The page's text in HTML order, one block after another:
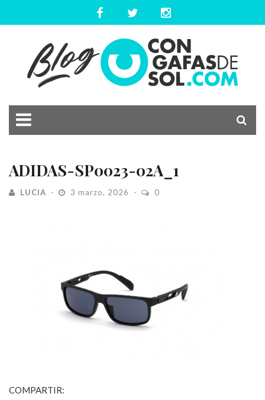
ADIDAS-SP0023-02A_1
LUCIA 3 marzo, 2026 0
COMPARTIR: